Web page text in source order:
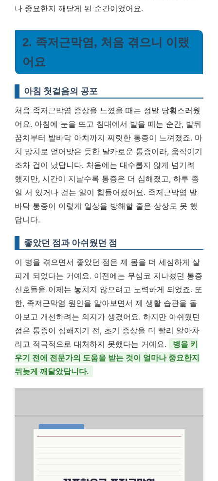
나 중요한지 깨닫게 된 순간이었어요.
2. 족저근막염, 처음 겪으니 이랬
어요
아침 첫걸음의 공포
처음 족저근막염 증상을 느꼈을 때는 정말 당황스러웠
어요. 아침에 눈을 뜨고 침대에서 발을 떼는 순간, 발뒤
꿈치부터 발바닥 아치까지 찌릿한 통증이 느껴졌죠. 마
치 망치로 얻어맞은 듯한 날카로운 통증이라, 움직이기
조차 겁이 났답니다. 처음에는 대수롭지 않게 넘기려
했지만, 시간이 지날수록 통증은 더 심해졌고, 하루 종
일 서 있거나 걷는 일이 힘들어졌어요. 족저근막염 발
바닥 통증이 이렇게 일상을 방해할 줄은 상상도 못 했
답니다.
좋았던 점과 아쉬웠던 점
이 병을 겪으면서 좋았던 점은 제 몸을 더 세심하게 살
피게 되었다는 거예요. 이전에는 무심코 지나쳤던 통증
신호들을 이제는 놓치지 않으려고 노력하게 되었죠. 또
한, 족저근막염 원인을 알아보면서 제 생활 습관을 돌
아보고 개선하려는 의지가 생겼어요. 하지만 아쉬웠던
점은 통증이 심해지기 전, 초기 증상을 더 빨리 알아차
리고 적극적으로 대처하지 못했다는 거예요.
병을 키
우기 전에 전문가의 도움을 받는 것이 얼마나 중요한지
뒤늦게 깨달았답니다.